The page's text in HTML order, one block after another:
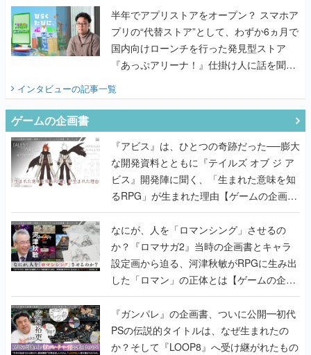
半年でアプリストアをオープン？ スマホア
プリの“代替ストア”として、わずか6ヵ月で
国内向けローンチを行った発見型ストア
『あっぷアリーナ！』仕掛け人に話を聞い
インタビューの記事一覧
ゲームの企画書
『アビス』は、ひとつの奇跡だった──膨大
な開発資料とともに『テイルズ オブ ジ ア
ビス』開発陣に聞く、「生まれた意味を知
るRPG」が生まれた理由【ゲームの企画
書】
なにが、人を「ロマンシング」させるの
か？『ロマサガ2』当時の企画書とキャラ
設定画から迫る、河津秋敏がRPGに生み出
した「ロマン」の正体とは【ゲームの企画
書】
『ガンパレ』の企画書、ついに公開━初代
PSの伝説的タイトルは、なぜ生まれたの
か？そして『LOOP8』へ受け継がれたもの